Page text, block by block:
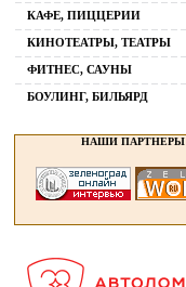
КАФЕ, ПИЦЦЕРИИ
КИНОТЕАТРЫ, ТЕАТРЫ
ФИТНЕС, САУНЫ
БОУЛИНГ, БИЛЬЯРД
НАШИ ПАРТНЕРЫ